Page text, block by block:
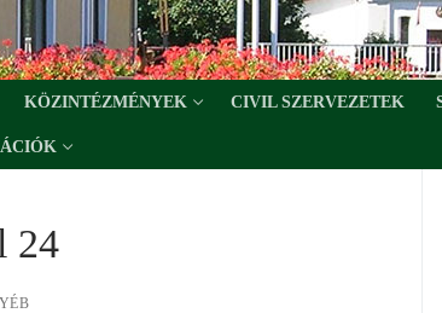
KÖZINTÉZMÉNYEK CIVIL SZERVEZETEK
24